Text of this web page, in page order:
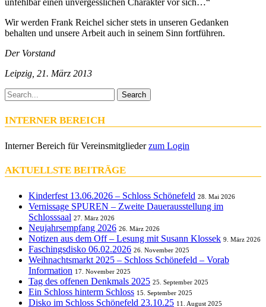
unfehlbar einen unvergesslichen Charakter vor sich…“
Wir werden Frank Reichel sicher stets in unseren Gedanken
behalten und unsere Arbeit auch in seinem Sinn fortführen.
Der Vorstand
Leipzig, 21. März 2013
Search
INTERNER BEREICH
Interner Bereich für Vereinsmitgliederzum Login
AKTUELLSTE BEITRÄGE
Kinderfest 13.06.2026 – Schloss Schönefeld 28. Mai 2026
Vernissage SPUREN – Zweite Dauerausstellung im
Schlosssaal 27. März 2026
Neujahrsempfang 2026 26. März 2026
Notizen aus dem Off – Lesung mit Susann Klossek 9. März 2026
Faschingsdisko 06.02.2026 26. November 2025
Weihnachtsmarkt 2025 – Schloss Schönefeld – Vorab
Information 17. November 2025
Tag des offenen Denkmals 2025 25. September 2025
Ein Schloss hinterm Schloss 15. September 2025
Disko im Schloss Schönefeld 23.10.25 11. August 2025